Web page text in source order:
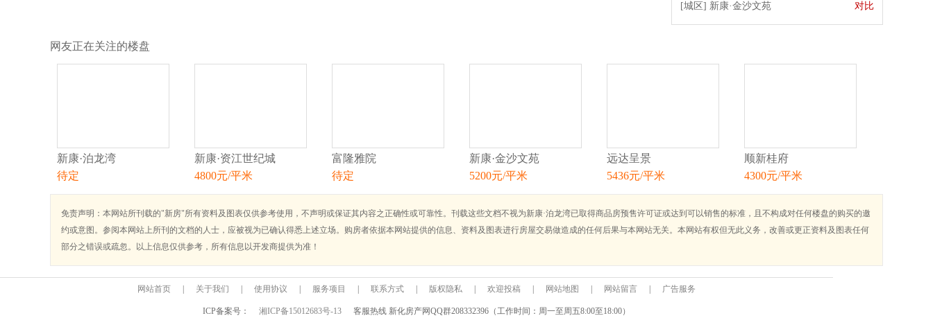
[城区] 新康·金沙文苑 对比
网友正在关注的楼盘
新康·泊龙湾
待定
新康·资江世纪城
4800元/平米
富隆雅院
待定
新康·金沙文苑
5200元/平米
远达呈景
5436元/平米
顺新桂府
4300元/平米
免责声明：本网站所刊载的"新房"所有资料及图表仅供参考使用，不声明或保证其内容之正确性或可靠性。刊载这些文档不视为新康·泊龙湾已取得商品房预售许可证或达到可以销售的标准，且不构成对任何楼盘的购买的邀
约或意图。参阅本网站上所刊的文档的人士，应被视为已确认得悉上述立场。购房者依据本网站提供的信息、资料及图表进行房屋交易做造成的任何后果与本网站无关。本网站有权但无此义务，改善或更正资料及图表任何
部分之错误或疏忽。以上信息仅供参考，所有信息以开发商提供为准！
网站首页 关于我们 使用协议 服务项目 联系方式 版权隐私 欢迎投稿 网站地图 网站留言 广告服务
ICP备案号： 湘ICP备15012683号-13 客服热线 新化房产网QQ群208332396（工作时间：周一至周五8:00至18:00）